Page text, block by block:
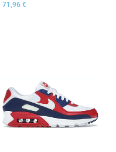
71,96 €